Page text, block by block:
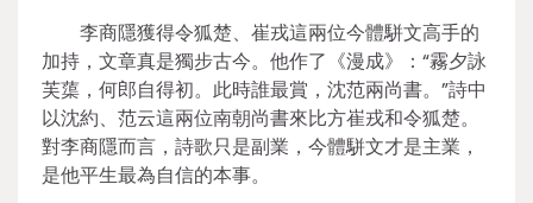
李商隱獲得令狐楚、崔戎這兩位今體駢文高手的
加持，文章真是獨步古今。他作了《漫成》：“霧夕詠
芙蕖，何郎自得初。此時誰最賞，沈范兩尚書。”詩中
以沈約、范云這兩位南朝尚書來比方崔戎和令狐楚。
對李商隱而言，詩歌只是副業，今體駢文才是主業，
是他平生最為自信的本事。